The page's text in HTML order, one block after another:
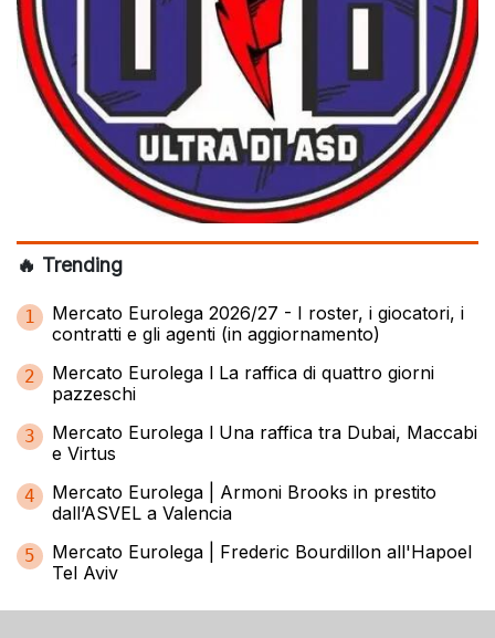
🔥 Trending
1
Mercato Eurolega 2026/27 - I roster, i giocatori, i
contratti e gli agenti (in aggiornamento)
2
Mercato Eurolega l La raffica di quattro giorni
pazzeschi
3
Mercato Eurolega l Una raffica tra Dubai, Maccabi
e Virtus
4
Mercato Eurolega | Armoni Brooks in prestito
dall’ASVEL a Valencia
5
Mercato Eurolega | Frederic Bourdillon all'Hapoel
Tel Aviv